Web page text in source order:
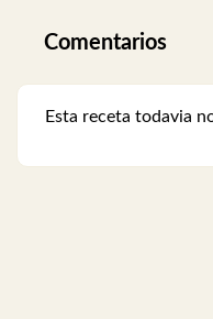
Comentarios
Esta receta todavia